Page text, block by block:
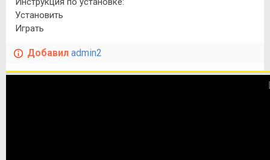
Установить
Играть
Добавил admin2